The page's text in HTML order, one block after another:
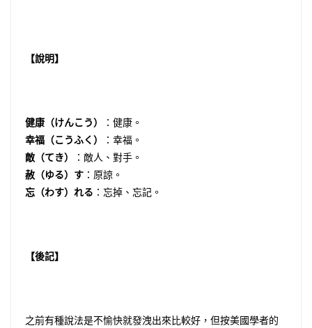
【說明】
健康（けんこう）
：健康。
幸福（こうふく）
：幸福。
敵（てき）
：敵人、對手。
赦（ゆる）す ：原諒。
忘（わす）れる ：忘掉、忘記。
【後記】
之前有種說法是不愉快就發洩出來比較好，但按美國學者的